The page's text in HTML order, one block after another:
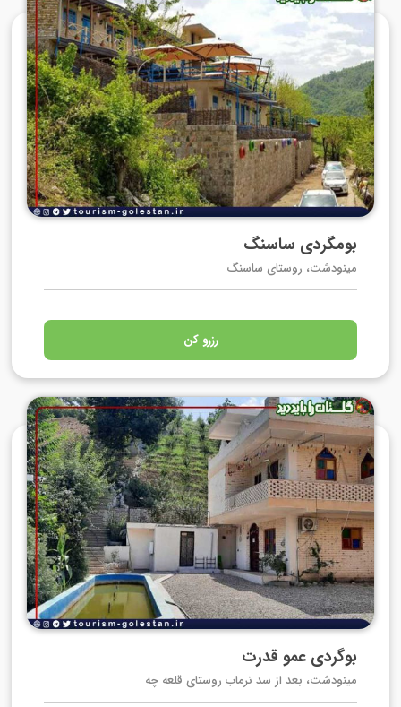
بومگردی ساسنگ
مینودشت، روستای ساسنگ
رزرو کن
بوگردی عمو قدرت
مینودشت، بعد از سد نرماب روستای قلعه چه